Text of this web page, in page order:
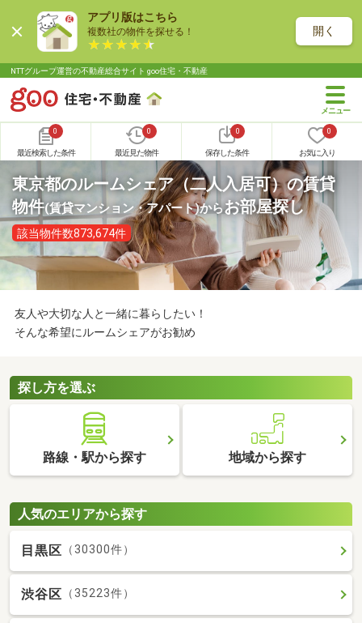
アプリ版はこちら
複数社の物件を探せる！ 開く
NTTグループ運営の不動産総合サイト goo住宅・不動産
0
最近検索した条件
0
最近見た物件
0
保存した条件
0
お気に入り
東京都のルームシェア（二人入居可）の賃貸
物件(賃貸マンション・アパート)からお部屋探し
該当物件数873,674件
友人や大切な人と一緒に暮らしたい！
そんな希望にルームシェアがお勧め
探し方を選ぶ
路線・駅から探す 地域から探す
人気のエリアから探す
目黒区 （30300件）
渋谷区 （35223件）